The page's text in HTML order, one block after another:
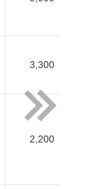
3,300
2,200